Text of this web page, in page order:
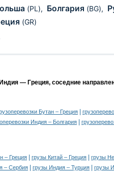
(PL), Болгария (BG),
(GR)
— Греция, соседние
Бутан – Греция
Индия – Болгария
– Греция грузы Китай – Греция грузы
– Сербия грузы Индия – Турция грузы